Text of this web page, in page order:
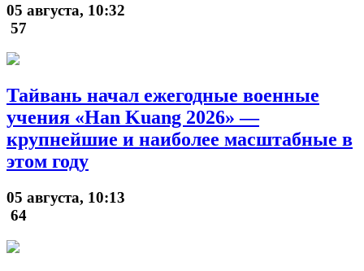
05 августа, 10:32
57
Тайвань начал ежегодные военные
учения «Han Kuang 2026» —
крупнейшие и наиболее масштабные в
этом году
05 августа, 10:13
64